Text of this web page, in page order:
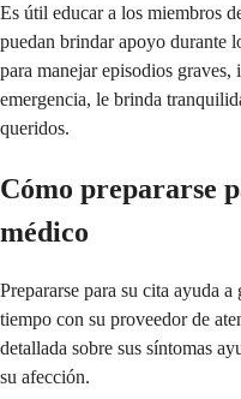
Es útil educar a los miembros
puedan brindar apoyo durante
para manejar episodios
emergencia, le brinda
queridos.
Cómo prepararse
médico
Prepararse para su cita ayuda
tiempo con su proveedor de
detallada sobre sus síntomas
su afección.